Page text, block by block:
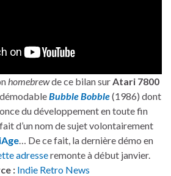
homebrewde ce bilan sur Atari 7800
Bubble Bobble(1986) dont
du développement en toute fin
d’un nom de sujet volontairement
… De ce fait, la dernière démo en
adresseremonte à début janvier.
: Indie Retro News